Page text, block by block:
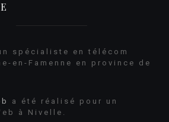
spécialiste en télécom
en-Famenne en province de
a été réalisé pour un
à Nivelle.